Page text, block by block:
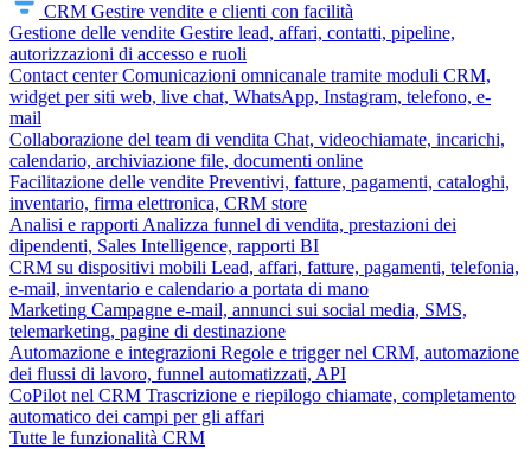
CRM Gestire vendite e clienti con facilità
Gestione delle vendite Gestire lead, affari, contatti, pipeline,
autorizzazioni di accesso e ruoli
Contact center Comunicazioni omnicanale tramite moduli CRM,
widget per siti web, live chat, WhatsApp, Instagram, telefono, e-
mail
Collaborazione del team di vendita Chat, videochiamate, incarichi,
calendario, archiviazione file, documenti online
Facilitazione delle vendite Preventivi, fatture, pagamenti, cataloghi,
inventario, firma elettronica, CRM store
Analisi e rapporti Analizza funnel di vendita, prestazioni dei
dipendenti, Sales Intelligence, rapporti BI
CRM su dispositivi mobili Lead, affari, fatture, pagamenti, telefonia,
e-mail, inventario e calendario a portata di mano
Marketing Campagne e-mail, annunci sui social media, SMS,
telemarketing, pagine di destinazione
Automazione e integrazioni Regole e trigger nel CRM, automazione
dei flussi di lavoro, funnel automatizzati, API
CoPilot nel CRM Trascrizione e riepilogo chiamate, completamento
automatico dei campi per gli affari
Tutte le funzionalità CRM